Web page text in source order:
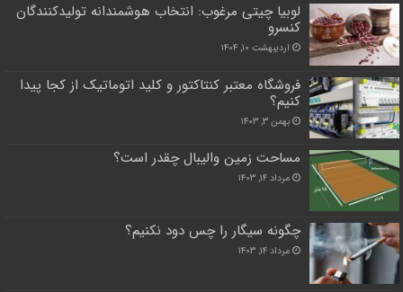
لوبیا چیتی مرغوب: انتخاب هوشمندانه تولیدکنندگان
کنسرو
اردیبهشت ۱۰, ۱۴۰۴
فروشگاه معتبر کنتاکتور و کلید اتوماتیک از کجا پیدا
کنیم؟
بهمن ۳, ۱۴۰۳
مساحت زمین والیبال چقدر است؟
مرداد ۱۴, ۱۴۰۳
چگونه سیگار را چس دود نکنیم؟
مرداد ۱۴, ۱۴۰۳